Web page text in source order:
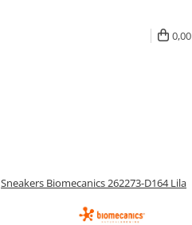
0,00
Sneakers Biomecanics 262273-D164 Lila